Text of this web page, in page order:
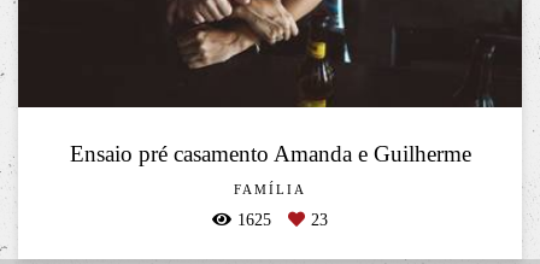
Ensaio pré casamento Amanda e Guilherme
FAMÍLIA
1625 23